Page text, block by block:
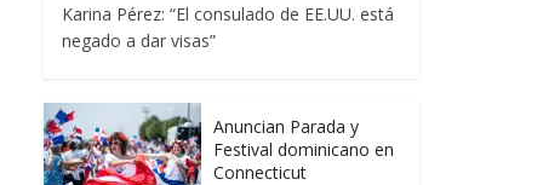
Karina Pérez: “El consulado de EE.UU. está
negado a dar visas”
Anuncian Parada y
Festival dominicano en
Connecticut